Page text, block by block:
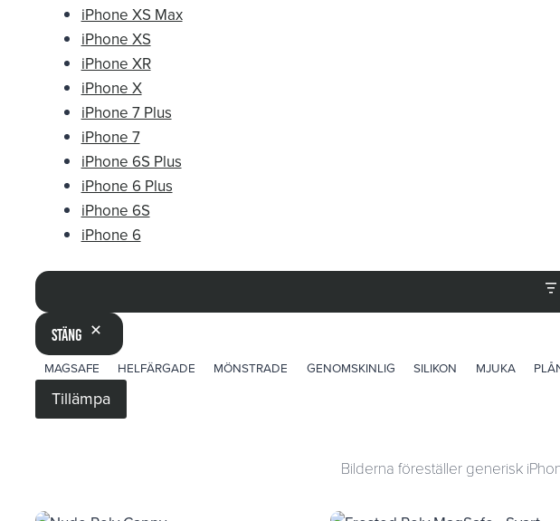
iPhone XS Max
iPhone XS
iPhone XR
iPhone X
iPhone 7 Plus
iPhone 7
iPhone 6S Plus
iPhone 6 Plus
iPhone 6S
iPhone 6
Stäng
ETIKETT
MAGSAFE HELFÄRGADE MÖNSTRADE GENOMSKINLIG SILIKON MJUKA
Tillämpa
Bilderna föreställer generisk